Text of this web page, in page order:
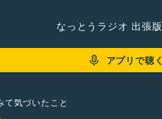
なっとうラジオ 出張版
アプリで聴く
て気づいたこと